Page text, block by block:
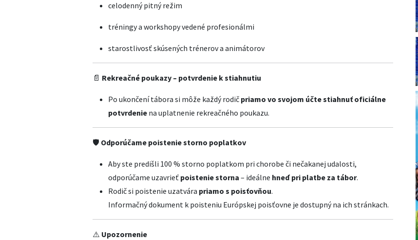
celodenný pitný režim
tréningy a workshopy vedené profesionálmi
starostlivosť skúsených trénerov a animátorov
📄 Rekreačné poukazy – potvrdenie k stiahnutiu
Po ukončení tábora si môže každý rodič priamo vo svojom účte stiahnuť oficiálne
potvrdenie na uplatnenie rekreačného poukazu.
🛡️ Odporúčame poistenie storno poplatkov
Aby ste predišli 100 % storno poplatkom pri chorobe či nečakanej udalosti,
odporúčame uzavrieť poistenie storna – ideálne hneď pri platbe za tábor.
Rodič si poistenie uzatvára priamo s poisťovňou.
Informačný dokument k poisteniu Európskej poisťovne je dostupný na ich stránkach.
⚠️ Upozornenie